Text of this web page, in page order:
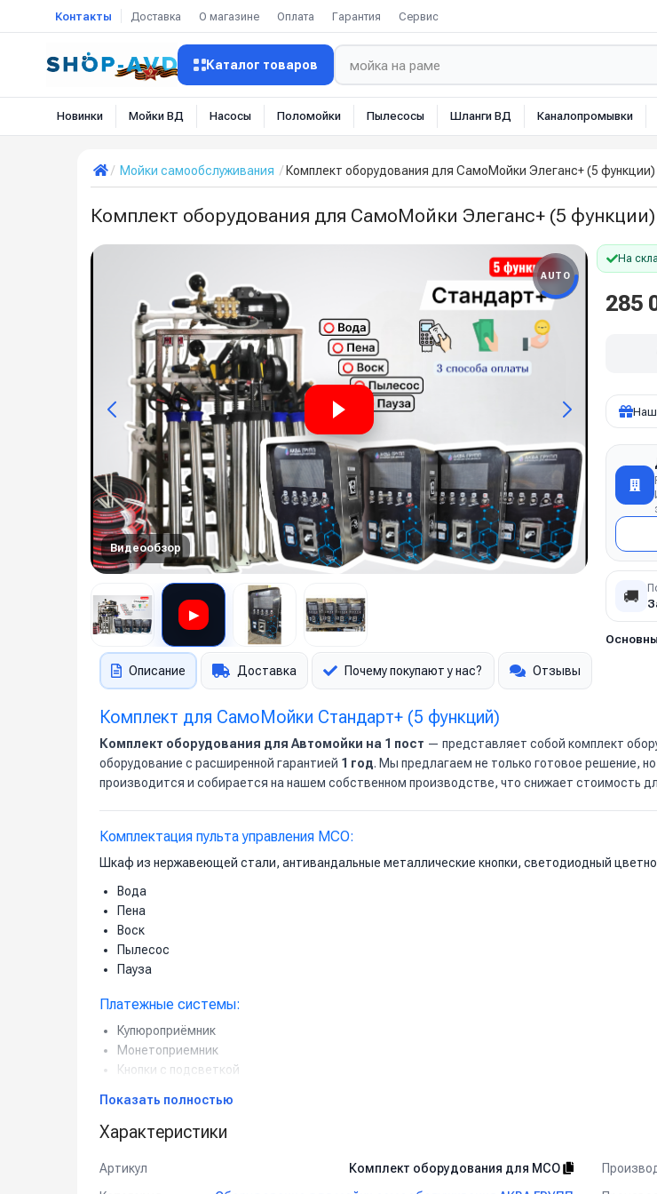
Контакты Доставка О магазине Оплата Гарантия Сервис
Каталог товаров
Новинки Мойки ВД Насосы Поломойки Пылесосы Шланги ВД Каналопромывки
Мойки самообслуживания Комплект оборудования для СамоМойки Элеганс+ (5 функции)
Комплект оборудования для СамоМойки Элеганс+ (5 функции)
Видеообзор
AUTO
▶
На
285
🚚
Описание Доставка Почему покупают у нас? Отзывы
Комплект для СамоМойки Стандарт+ (5 функций)
Комплект оборудования для Автомойки на 1 пост — представляет собой комплект
оборудование с расширенной гарантией 1 год. Мы предлагаем не только готовое решение, но
производится и собирается на нашем собственном производстве, что снижает стоимость
Комплектация пульта управления МСО:
Шкаф из нержавеющей стали, антивандальные металлические кнопки, светодиодный
Вода
Пена
Воск
Пылесос
Пауза
Платежные системы:
Купюроприёмник
Монетоприемник
Кнопки с подсветкой
Силовая часть:
Аппарат высокого давления —
Силовой блок управления
Показать полностью
Характеристики
Артикул Комплект оборудования для МСО